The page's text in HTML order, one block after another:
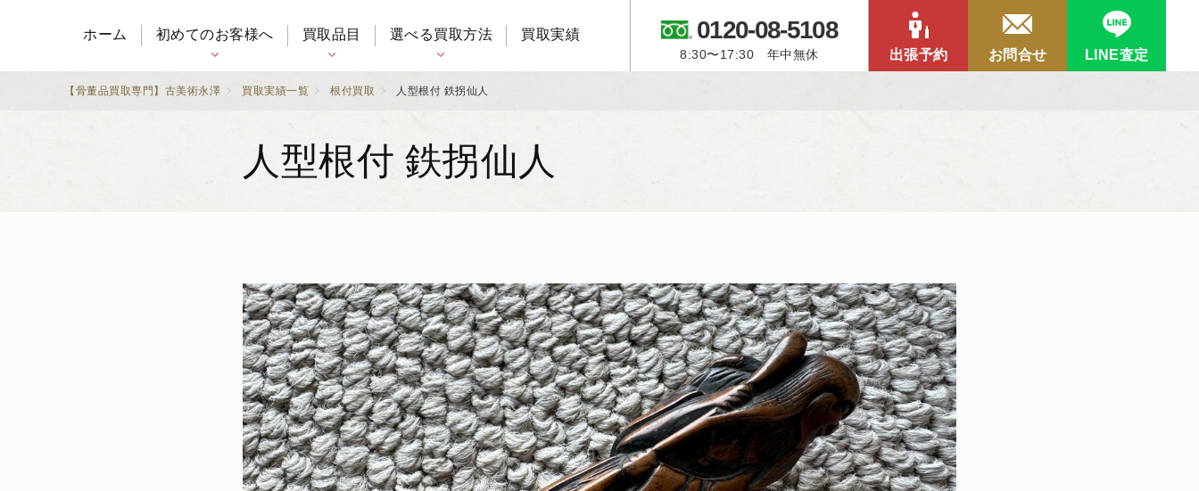
ホーム 初めてのお客様へ 買取品目 選べる買取方法 買取実績 0120-08-5108
8:30〜17:30 年中無休 出張予約 お問合せ LINE査定
【骨董品買取専門】古美術永澤 買取実績一覧 根付買取 人型根付 鉄拐仙人
人型根付 鉄拐仙人